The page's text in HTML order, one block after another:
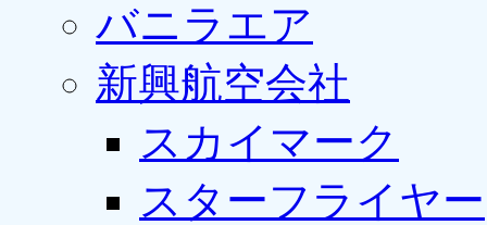
バニラエア
新興航空会社
スカイマーク
スターフライヤー